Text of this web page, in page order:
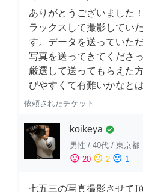
ありがとうございました
ラックスして撮影してい
す。データを送っていた
写真を送ってきてくださ
厳選して送ってもらえた
びやすくて有難いかなと
依頼されたチケット
koikeya check_circle
男性 / 40代 / 東京都
sentiment_satisfied 20 sentiment_neutral 2 sentiment_dissatisfied 1
七五三の写真撮影させて頂